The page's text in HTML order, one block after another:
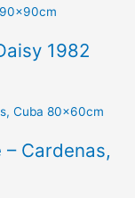
1982
Cardenas,